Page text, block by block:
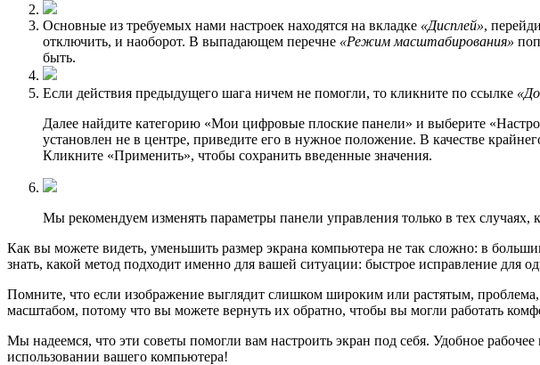
Основные из требуемых нами настроек находятся на вкладке «Дисплей»,
отключить, и наоборот. В выпадающем перечне «Режим масштабирования»
быть.
Если действия предыдущего шага ничем не помогли, то кликните по ссылке
Далее найдите категорию «Мои цифровые плоские панели» и выберите
установлен не в центре, приведите его в нужное положение. В качестве
Кликните «Применить», чтобы сохранить введенные значения.
Мы рекомендуем изменять параметры панели управления только в тех случаях,
Как вы можете видеть, уменьшить размер экрана компьютера не так сложно: в
знать, какой метод подходит именно для вашей ситуации: быстрое исправление для
Помните, что если изображение выглядит слишком широким или растятым, проблема,
масштабом, потому что вы можете вернуть их обратно, чтобы вы могли работать
Мы надеемся, что эти советы помогли вам настроить экран под себя. Удобное
использовании вашего компьютера!